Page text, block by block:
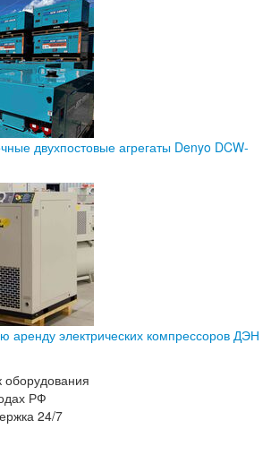
двухпостовые агрегаты Denyo DCW-
аренду электрических компрессоров ДЭН
РФ
24/7